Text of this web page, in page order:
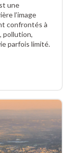
une
l’image
confrontés à
pollution,
parfois limité.